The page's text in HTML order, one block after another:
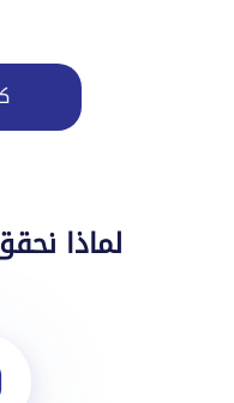
لماذا